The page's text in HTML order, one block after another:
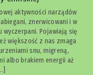
aktywności narządów
znerwicowani i w
Pojawiają się
większość z nas zmaga
snu, migreną,
albo brakiem energii aż